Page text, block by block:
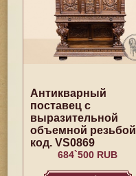
Антикварный
поставец с
выразительной
объемной резьбой
код. VS0869
684`500 RUB